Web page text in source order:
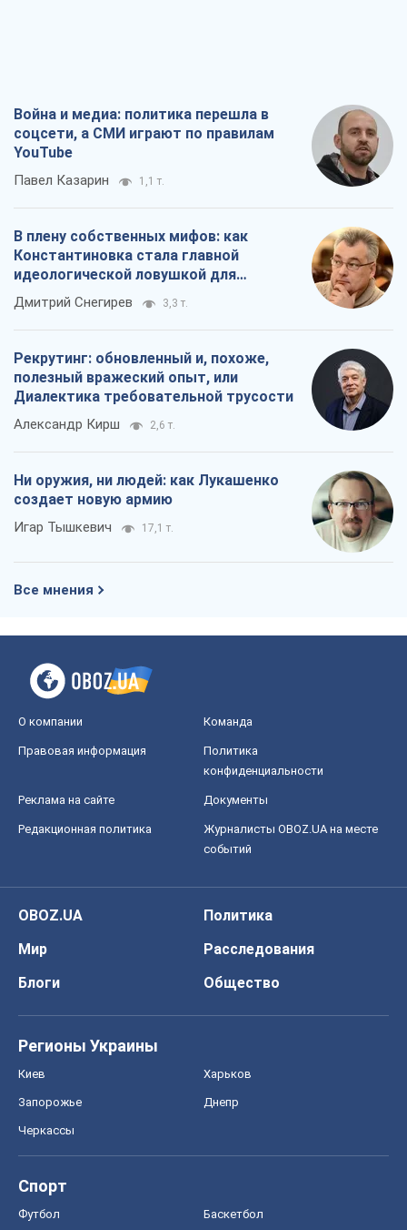
Война и медиа: политика перешла в
соцсети, а СМИ играют по правилам
YouTube
Павел Казарин 1,1 т.
В плену собственных мифов: как
Константиновка стала главной
идеологической ловушкой для
российских оккупантов
Дмитрий Снегирев 3,3 т.
Рекрутинг: обновленный и, похоже,
полезный вражеский опыт, или
Диалектика требовательной трусости
Александр Кирш 2,6 т.
Ни оружия, ни людей: как Лукашенко
создает новую армию
Игар Тышкевич 17,1 т.
Все мнения
О компании Команда
Правовая информация
Политика
конфиденциальности
Реклама на сайте Документы
Редакционная политика
Журналисты OBOZ.UA на месте
событий
OBOZ.UA
Политика
Мир
Расследования
Блоги
Общество
Регионы Украины
Киев Харьков
Запорожье Днепр
Черкассы
Спорт
Футбол Баскетбол